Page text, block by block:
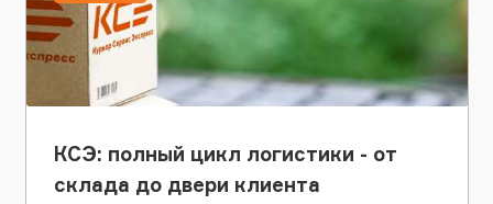
КСЭ: полный цикл логистики - от
склада до двери клиента